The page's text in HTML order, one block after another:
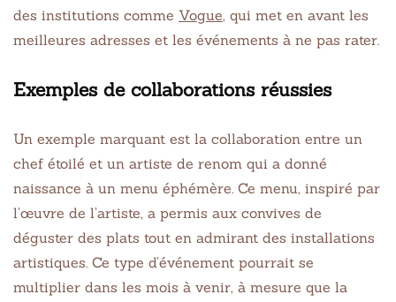
des institutions comme Vogue, qui met en avant les
meilleures adresses et les événements à ne pas rater.
Exemples de collaborations réussies
Un exemple marquant est la collaboration entre un
chef étoilé et un artiste de renom qui a donné
naissance à un menu éphémère. Ce menu, inspiré par
l’œuvre de l’artiste, a permis aux convives de
déguster des plats tout en admirant des installations
artistiques. Ce type d’événement pourrait se
multiplier dans les mois à venir, à mesure que la